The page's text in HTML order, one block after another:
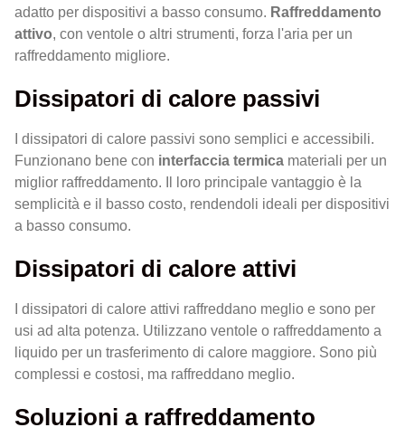
adatto per dispositivi a basso consumo. Raffreddamento
attivo, con ventole o altri strumenti, forza l'aria per un
raffreddamento migliore.
Dissipatori di calore passivi
I dissipatori di calore passivi sono semplici e accessibili.
Funzionano bene con interfaccia termica materiali per un
miglior raffreddamento. Il loro principale vantaggio è la
semplicità e il basso costo, rendendoli ideali per dispositivi
a basso consumo.
Dissipatori di calore attivi
I dissipatori di calore attivi raffreddano meglio e sono per
usi ad alta potenza. Utilizzano ventole o raffreddamento a
liquido per un trasferimento di calore maggiore. Sono più
complessi e costosi, ma raffreddano meglio.
Soluzioni a raffreddamento